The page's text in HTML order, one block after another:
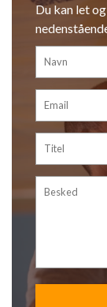
Du kan let